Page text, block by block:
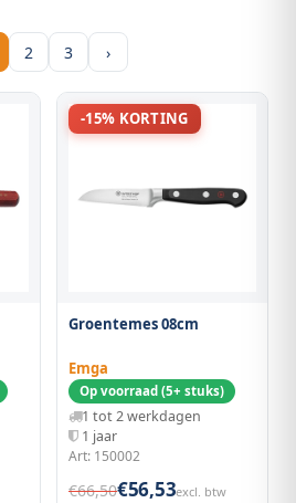
2 3 ›
-15% KORTING
Groentemes 08cm
Emga
Op voorraad (5+ stuks)
1 tot 2 werkdagen
1 jaar
Art: 150002
€66,50€56,53excl. btw